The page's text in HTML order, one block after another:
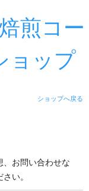
煎コー
ョップ
ショップへ戻る
、お問い合わせな
い。